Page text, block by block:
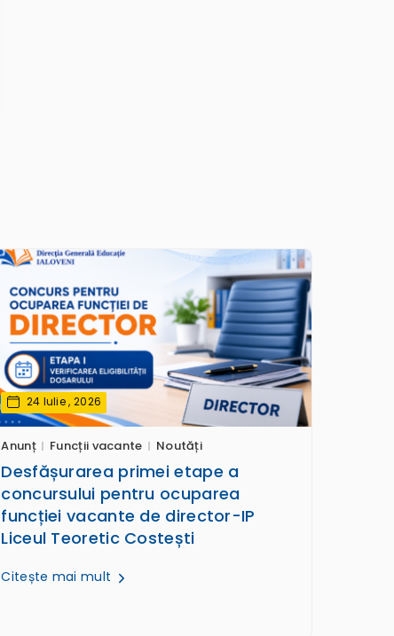
24 Iulie , 2026
Anunț Funcții vacante Noutăți
Desfășurarea primei etape a
concursului pentru ocuparea
funcției vacante de director-IP
Liceul Teoretic Costești
Citește mai mult